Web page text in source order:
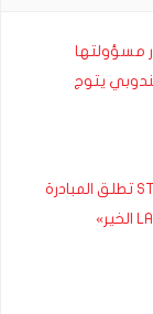
مسؤولتها
يتوج
بمناسبة شهر رمضان مجموعة STAFIM تطلق المبادرة